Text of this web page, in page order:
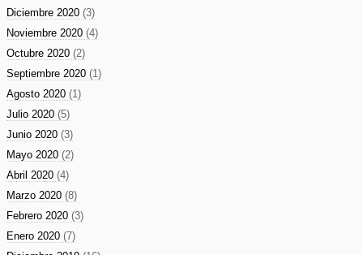
Diciembre 2020 (3)
Noviembre 2020 (4)
Octubre 2020 (2)
Septiembre 2020 (1)
Agosto 2020 (1)
Julio 2020 (5)
Junio 2020 (3)
Mayo 2020 (2)
Abril 2020 (4)
Marzo 2020 (8)
Febrero 2020 (3)
Enero 2020 (7)